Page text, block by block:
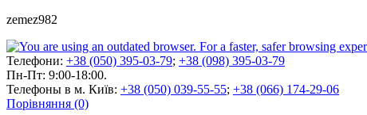
zemez982
Телефони: +38 (050) 395-03-79; +38 (098) 395-03-79
Пн-Пт: 9:00-18:00.
Телефоны в м. Київ: +38 (050) 039-55-55; +38 (066) 174-29-06
Порівняння (0)